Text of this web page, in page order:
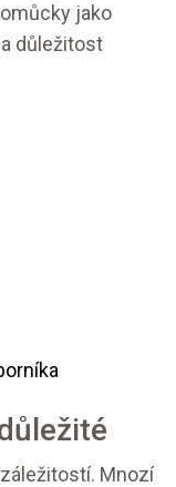
jako
důležitost
Mnozí